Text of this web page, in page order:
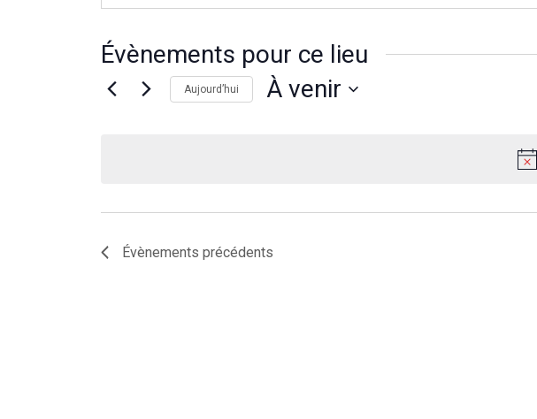
Évènements pour ce lieu
Aujourd’hui À venir
Évènements précédents